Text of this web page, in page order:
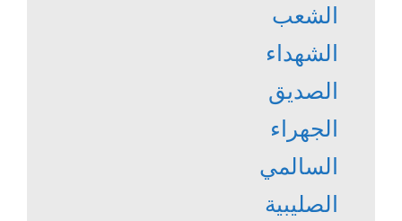
الشعب
الشهداء
الصديق
الجهراء
السالمي
الصليبية